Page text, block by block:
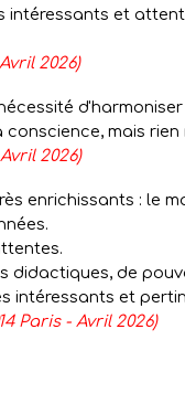
intéressants et
2026)
mais
2026)
enrichissants : le
didactiques, de
intéressants et
Paris - Avril 2026)